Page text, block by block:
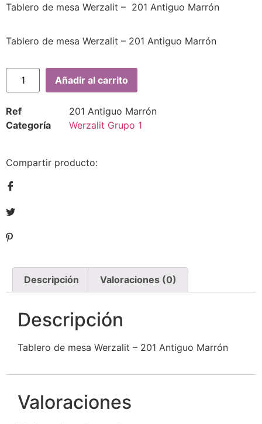
Tablero de mesa Werzalit – 201 Antiguo Marrón
Tablero de mesa Werzalit – 201 Antiguo Marrón
Añadir al carrito
Ref
201 Antiguo Marrón
Categoría
Werzalit Grupo 1
Compartir producto:
Descripción Valoraciones (0)
Descripción
Tablero de mesa Werzalit – 201 Antiguo Marrón
Valoraciones